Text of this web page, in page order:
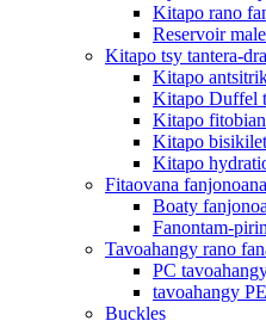
Kitapo rano
Reservoir
Kitapo tsy tantera-
Kitapo
Kitapo Duffel
Kitapo
Kitapo
Kitapo
Fitaovana
Boaty
Fanontam-
Tavoahangy rano
PC
tavoahangy PE
Buckles